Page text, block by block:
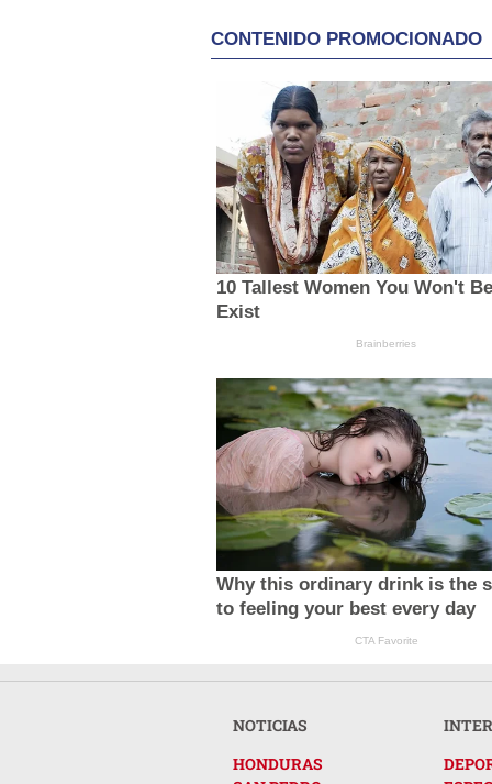
CONTENIDO PROMOCIONADO
10 Tallest Women You Won't
Exist
Brainberries
Why this ordinary drink is the
to feeling your best every day
CTA Favorite
NOTICIAS
HONDURAS